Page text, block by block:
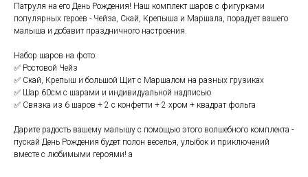
Патруля на его День Рождения! Наш комплект шаров с фигурками
популярных героев - Чейза, Скай, Крепыша и Маршала, порадует вашего
малыша и добавит праздничного настроения.
Набор шаров на фото:
✅ Ростовой Чейз
✅ Скай, Крепыш и большой Щит с Маршалом на разных грузиках
✅ Шар 60см с шарами и индивидуальной надписью
✅ Связка из 6 шаров + 2 с конфетти + 2 хром + квадрат фольга
Дарите радость вашему малышу с помощью этого волшебного комплекта -
пускай День Рождения будет полон веселья, улыбок и приключений
вместе с любимыми героями! а